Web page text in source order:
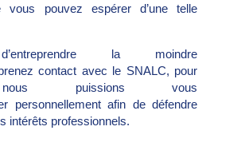
vous pouvez espérer d’une telle
la moindre
contact avec le SNALC, pour
puissions vous
personnellement afin de défendre
intérêts professionnels.